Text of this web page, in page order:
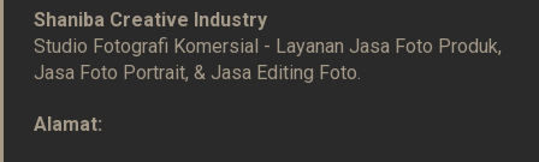
Shaniba Creative Industry
Studio Fotografi Komersial - Layanan Jasa Foto Produk,
Jasa Foto Portrait, & Jasa Editing Foto.
Alamat: